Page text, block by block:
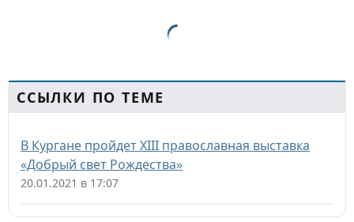
ССЫЛКИ ПО ТЕМЕ
В Кургане пройдет XIII православная выставка
«Добрый свет Рождества»
20.01.2021 в 17:07